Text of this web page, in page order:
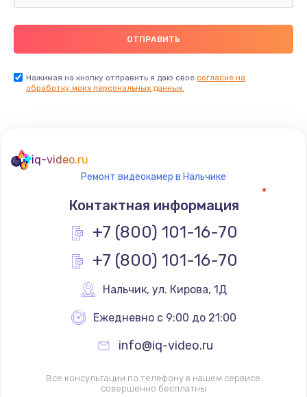
Нажимая на кнопку отправить я даю свое согласие на
обработку моих персональных данных.
iq-video.ru
Ремонт видеокамер в Нальчике
Контактная информация
+7 (800) 101-16-70
+7 (800) 101-16-70
Нальчик, ул. Кирова, 1Д
Ежедневно с 9:00 до 21:00
info@iq-video.ru
Все консультации по телефону в нашем сервисе
совершенно бесплатны